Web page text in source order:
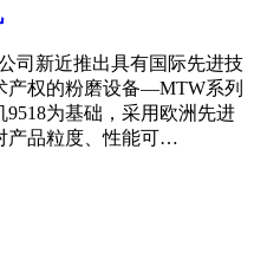
司新近推出具有国际先进技
产权的粉磨设备—MTW系列
为基础，采用欧洲先进
产品粒度、性能可…